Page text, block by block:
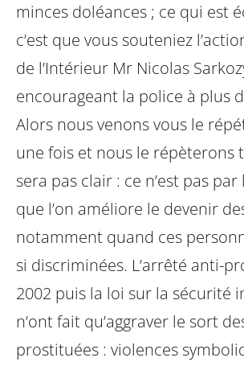
minces doléances ; ce qui est
c’est que vous souteniez
de l’Intérieur Mr Nicolas
encourageant la police à plus
Alors nous venons vous le
une fois et nous le répèterons
sera pas clair : ce n’est pas
que l’on améliore le devenir
notamment quand ces
si discriminées. L’arrêté anti-
2002 puis la loi sur la sécurité
n’ont fait qu’aggraver le sort
prostituées : violences